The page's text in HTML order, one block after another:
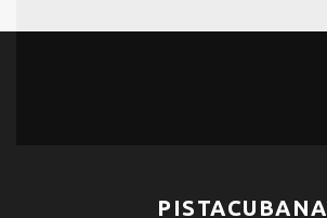
PISTACUBANA